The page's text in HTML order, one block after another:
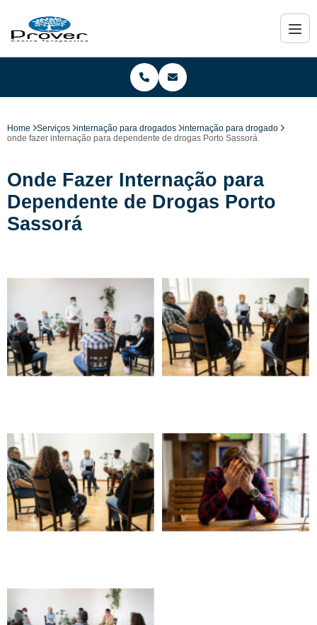
Home Serviços internação para drogados
internação para drogado
onde fazer internação para dependente de drogas Porto Sassorá
Onde Fazer Internação para
Dependente de Drogas Porto
Sassorá